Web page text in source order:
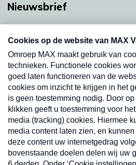
Nieuwsbrief
nieuwsbrief. Elke vrijdag- en
uw mailbox.